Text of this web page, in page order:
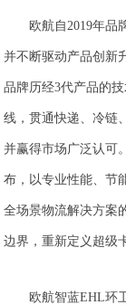
欧航自2019年品
并不断驱动产品创新
品牌历经3代产品的
线，贯通快递、冷链
并赢得市场广泛认可
布，以专业性能、节
全场景物流解决方案
边界，重新定义超级
欧航智蓝EHL环